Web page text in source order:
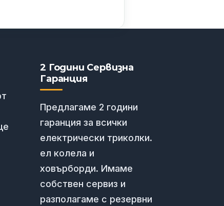
1500.00€
лв.).
е:
(2,149.46
лв.).
2 Години Сервизна
Гаранция
Предлагаме 2 години
гаранция за всички
електрически триколки.
ел колела и
ховърборди. Имаме
собствен сервиз и
разполагаме с резервни